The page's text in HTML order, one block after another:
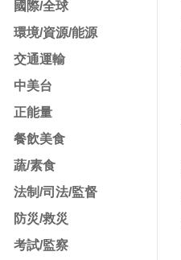
國際/全球
環境/資源/能源
交通運輸
中美台
正能量
餐飲美食
蔬/素食
法制/司法/監督
防災/救災
考試/監察